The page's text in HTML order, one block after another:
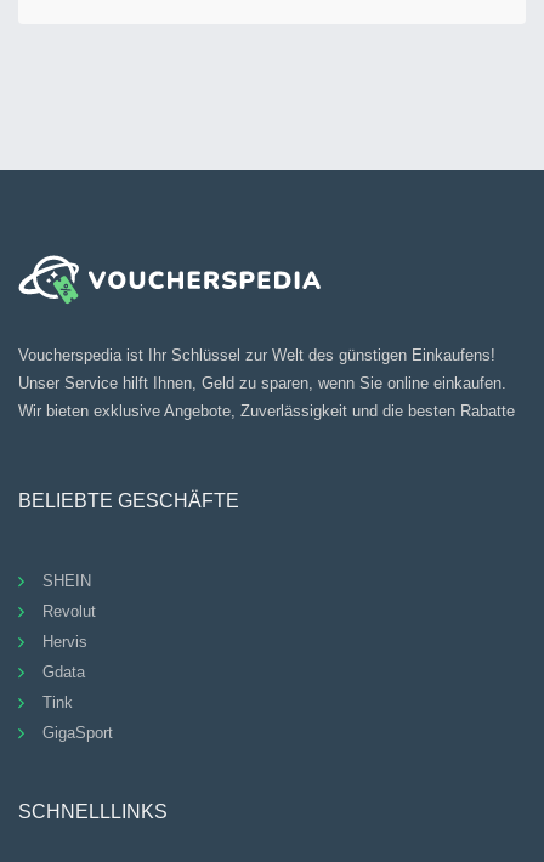
Voucherspedia ist Ihr Schlüssel zur Welt des günstigen Einkaufens!
Unser Service hilft Ihnen, Geld zu sparen, wenn Sie online einkaufen.
Wir bieten exklusive Angebote, Zuverlässigkeit und die besten Rabatte
BELIEBTE GESCHÄFTE
SHEIN
Revolut
Hervis
Gdata
Tink
GigaSport
SCHNELLLINKS